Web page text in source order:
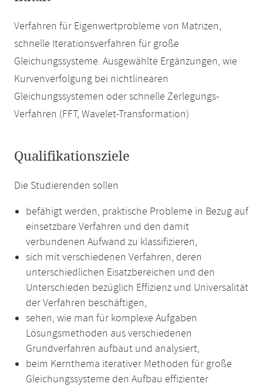
Verfahren für Eigenwertprobleme von Matrizen,
schnelle Iterationsverfahren für große
Gleichungssysteme. Ausgewählte Ergänzungen, wie
Kurvenverfolgung bei nichtlinearen
Gleichungssystemen oder schnelle Zerlegungs-
Verfahren (FFT, Wavelet-Transformation)
Qualifikationsziele
Die Studierenden sollen
befähigt werden, praktische Probleme in Bezug auf
einsetzbare Verfahren und den damit
verbundenen Aufwand zu klassifizieren,
sich mit verschiedenen Verfahren, deren
unterschiedlichen Eisatzbereichen und den
Unterschieden bezüglich Effizienz und Universalität
der Verfahren beschäftigen,
sehen, wie man für komplexe Aufgaben
Lösungsmethoden aus verschiedenen
Grundverfahren aufbaut und analysiert,
beim Kernthema iterativer Methoden für große
Gleichungssysteme den Aufbau effizienter